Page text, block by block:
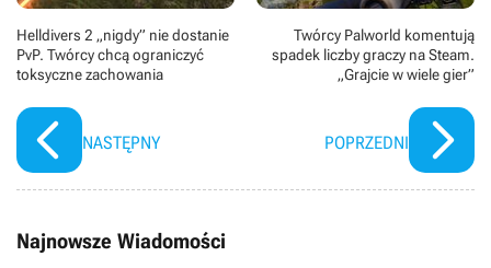
Helldivers 2 „nigdy” nie dostanie
PvP. Twórcy chcą ograniczyć
toksyczne zachowania
NASTĘPNY
Twórcy Palworld komentują
spadek liczby graczy na Steam.
„Grajcie w wiele gier”
POPRZEDNI
Najnowsze Wiadomości